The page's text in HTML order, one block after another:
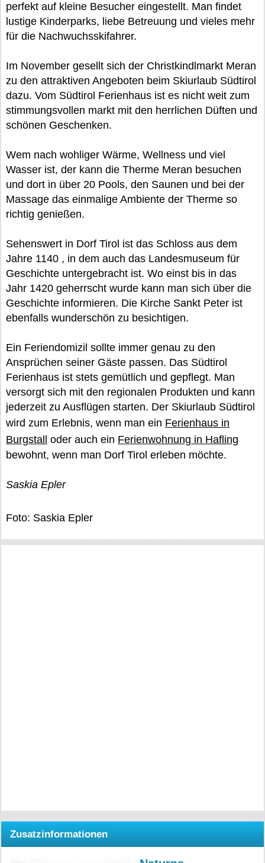
perfekt auf kleine Besucher eingestellt. Man findet
lustige Kinderparks, liebe Betreuung und vieles mehr
für die Nachwuchsskifahrer.
Im November gesellt sich der Christkindlmarkt Meran
zu den attraktiven Angeboten beim Skiurlaub Südtirol
dazu. Vom Südtirol Ferienhaus ist es nicht weit zum
stimmungsvollen markt mit den herrlichen Düften und
schönen Geschenken.
Wem nach wohliger Wärme, Wellness und viel
Wasser ist, der kann die Therme Meran besuchen
und dort in über 20 Pools, den Saunen und bei der
Massage das einmalige Ambiente der Therme so
richtig genießen.
Sehenswert in Dorf Tirol ist das Schloss aus dem
Jahre 1140 , in dem auch das Landesmuseum für
Geschichte untergebracht ist. Wo einst bis in das
Jahr 1420 geherrscht wurde kann man sich über die
Geschichte informieren. Die Kirche Sankt Peter ist
ebenfalls wunderschön zu besichtigen.
Ein Feriendomizil sollte immer genau zu den
Ansprüchen seiner Gäste passen. Das Südtirol
Ferienhaus ist stets gemütlich und gepflegt. Man
versorgt sich mit den regionalen Produkten und kann
jederzeit zu Ausflügen starten. Der Skiurlaub Südtirol
wird zum Erlebnis, wenn man ein Ferienhaus in
Burgstall
oder auch ein Ferienwohnung in Hafling
bewohnt, wenn man Dorf Tirol erleben möchte.
Saskia Epler
Foto: Saskia Epler
Zusatzinformationen